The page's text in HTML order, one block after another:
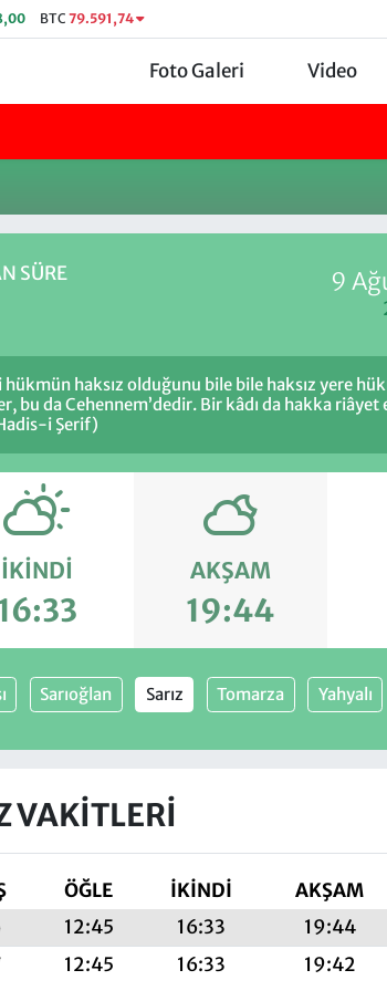
BTC 79.591,74
Foto Galeri Video
SÜRE 9
haksız olduğunu bile bile haksız yere
bu da Cehennem’dedir. Bir kâdı da hakka
i Şerif)
İKINDI AKŞAM
19:44
Sarıoğlan Sarız Tomarza Yahyalı
VAKITLERI
ÖĞLE İKINDI AKŞAM
12:45 16:33 19:44
12:45 16:33 19:42